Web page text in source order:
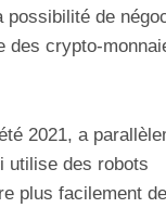
possibilité de
des crypto-
2021, a
utilise des robots
plus facilement